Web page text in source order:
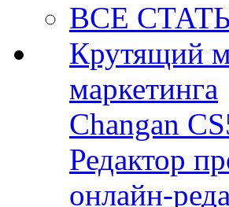
ВСЕ
Крутящий
маркетинга
Changan
Редактор
онлайн-